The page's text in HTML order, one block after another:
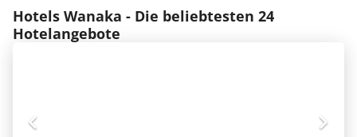
Hotels Wanaka - Die beliebtesten 24
Hotelangebote